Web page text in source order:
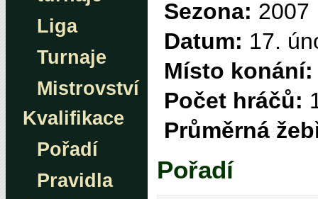
Liga
Turnaje
Mistrovství
Kvalifikace
Pořadí
Pravidla
Sezona: 2007
Datum: 17.
Místo konání:
Počet hráčů:
Průměrná
Pořadí